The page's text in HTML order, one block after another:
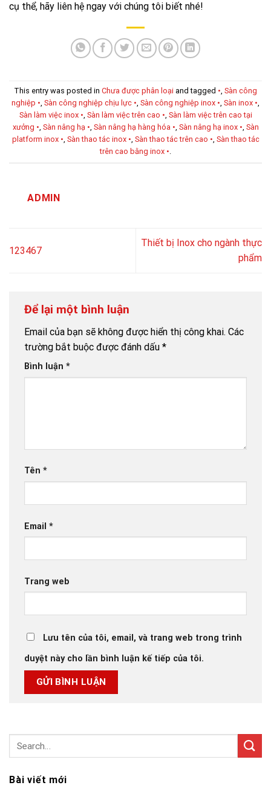
cụ thể, hãy liên hệ ngay với chúng tôi biết nhé!
This entry was posted in Chưa được phân loại and tagged •, Sàn công
nghiệp •, Sàn công nghiệp chịu lực •, Sàn công nghiệp inox •, Sàn inox •,
Sàn làm việc inox •, Sàn làm việc trên cao •, Sàn làm việc trên cao tại
xưởng •, Sàn nâng hạ •, Sàn nâng hạ hàng hóa •, Sàn nâng hạ inox •, Sàn
platform inox •, Sàn thao tác inox •, Sàn thao tác trên cao •, Sàn thao tác
trên cao bằng inox •.
ADMIN
123467
Thiết bị Inox cho ngành thực
phẩm
Để lại một bình luận
Email của bạn sẽ không được hiển thị công khai. Các
trường bắt buộc được đánh dấu *
Bình luận *
Tên *
Email *
Trang web
Lưu tên của tôi, email, và trang web trong trình
duyệt này cho lần bình luận kế tiếp của tôi.
Bài viết mới